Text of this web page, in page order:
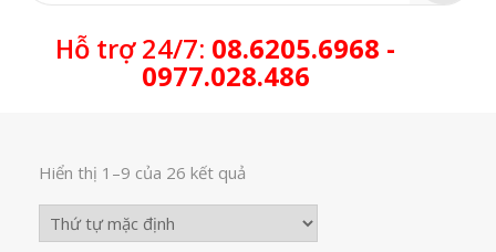
Hỗ trợ 24/7: 08.6205.6968 -
0977.028.486
Hiển thị 1–9 của 26 kết quả